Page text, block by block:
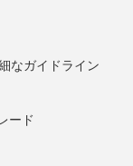
なガイドライン
ード